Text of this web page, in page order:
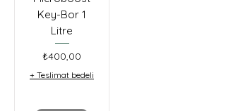
Key-Bor 1
Litre
Fiyat
₺400,00
+ Teslimat bedeli